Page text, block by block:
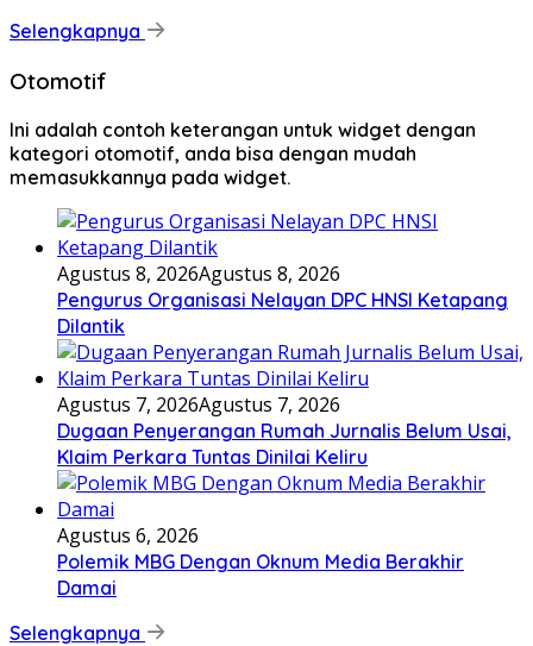
Selengkapnya
Otomotif
Ini adalah contoh keterangan untuk widget dengan
kategori otomotif, anda bisa dengan mudah
memasukkannya pada widget.
Agustus 8, 2026Agustus 8, 2026
Pengurus Organisasi Nelayan DPC HNSI Ketapang
Dilantik
Agustus 7, 2026Agustus 7, 2026
Dugaan Penyerangan Rumah Jurnalis Belum Usai,
Klaim Perkara Tuntas Dinilai Keliru
Agustus 6, 2026
Polemik MBG Dengan Oknum Media Berakhir
Damai
Selengkapnya